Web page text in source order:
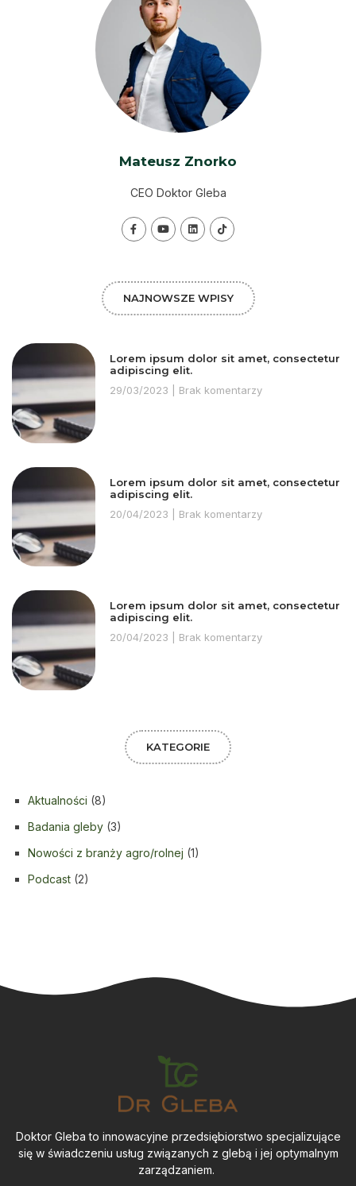
Mateusz Znorko
CEO Doktor Gleba
NAJNOWSZE WPISY
Lorem ipsum dolor sit amet, consectetur
adipiscing elit.
29/03/2023
Brak komentarzy
Lorem ipsum dolor sit amet, consectetur
adipiscing elit.
20/04/2023
Brak komentarzy
Lorem ipsum dolor sit amet, consectetur
adipiscing elit.
20/04/2023
Brak komentarzy
KATEGORIE
Aktualności (8)
Badania gleby (3)
Nowości z branży agro/rolnej (1)
Podcast (2)
Doktor Gleba to innowacyjne przedsiębiorstwo specjalizujące
się w świadczeniu usług związanych z glebą i jej optymalnym
zarządzaniem.